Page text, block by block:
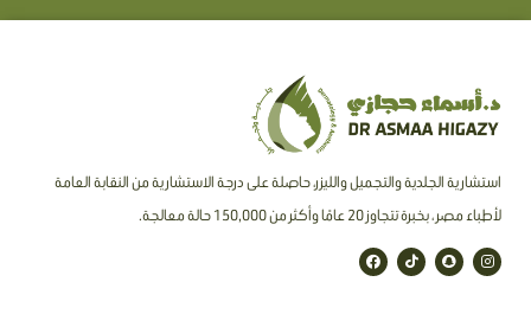
استشارية الجلدية والتجميل والليزر، حاصلة على درجة الاستشارية من النقابة العامة
لأطباء مصر ، بخبرة تتجاوز 20 عامًا وأكثر من 150,000 حالة معالجة.
I
n
s
S
n
a
T
i
k
F
a
c